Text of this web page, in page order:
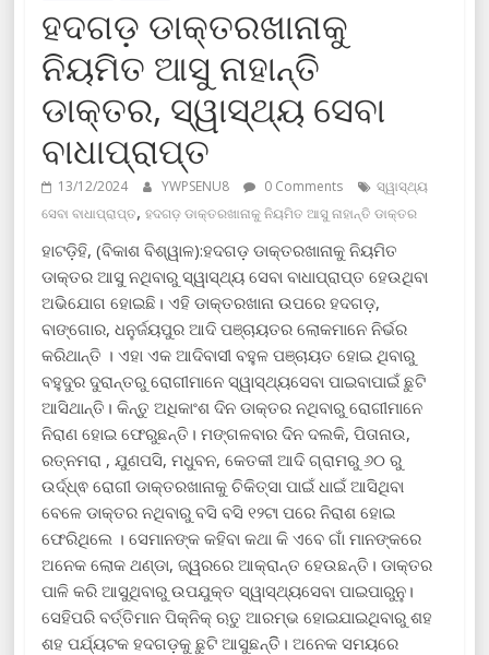
ହଦଗଡ଼ ଡାକ୍ତରଖାନାକୁ
ନିୟମିତ ଆସୁ ନାହାନ୍ତି
ଡାକ୍ତର, ସ୍ୱାସ୍ଥ୍ୟ ସେବା
ବାଧାପ୍ରାପ୍ତ
13/12/2024 YWPSENU8 0 Comments
ସ୍ୱାସ୍ଥ୍ୟ
ସେବା ବାଧାପ୍ରାପ୍ତ,ହଦଗଡ଼ ଡାକ୍ତରଖାନାକୁ ନିୟମିତ ଆସୁ ନାହାନ୍ତି ଡାକ୍ତର
ହାଟଡ଼ିହି, (ବିକାଶ ବିଶ୍ୱାଳ):ହଦଗଡ଼ ଡାକ୍ତରଖାନାକୁ ନିୟମିତ
ଡାକ୍ତର ଆସୁ ନଥିବାରୁ ସ୍ୱାସ୍ଥ୍ୟ ସେବା ବାଧାପ୍ରାପ୍ତ ହେଉଥିବା
ଅଭିଯୋଗ ହୋଇଛି। ଏହି ଡାକ୍ତରଖାନା ଉପରେ ହଦଗଡ଼,
ବାଙ୍ଗୋର, ଧନୁର୍ଜୟପୁର ଆଦି ପଞ୍ଚାୟତର ଲୋକମାନେ ନିର୍ଭର
କରିଥାନ୍ତି । ଏହା ଏକ ଆଦିବାସୀ ବହୁଳ ପଞ୍ଚାୟତ ହୋଇ ଥିବାରୁ
ବହୁଦୁର ଦୁରାନ୍ତରୁ ରୋଗୀମାନେ ସ୍ୱାସ୍ଥ୍ୟସେବା ପାଇବାପାଇଁ ଛୁଟି
ଆସିଥାନ୍ତି। କିନ୍ତୁ ଅଧିକାଂଶ ଦିନ ଡାକ୍ତର ନଥିବାରୁ ରୋଗୀମାନେ
ନିରାଣ ହୋଇ ଫେରୁଛନ୍ତି। ମଙ୍ଗଳବାର ଦିନ ଦଲକି, ପିତାନାଉ,
ରତ୍ନମରା , ଯୁଣପସି, ମଧୁବନ, କେତକୀ ଆଦି ଗ୍ରାମରୁ ୬୦ ରୁ
ଉର୍ଦ୍ଧ୍ଵ ରୋଗୀ ଡାକ୍ତରଖାନାକୁ ଚିକିତ୍ସା ପାଇଁ ଧାଇଁ ଆସିଥିବା
ବେଳେ ଡାକ୍ତର ନଥିବାରୁ ବସି ବସି ୧୨ଟା ପରେ ନିରାଶ ହୋଇ
ଫେରିଥିଲେ । ସେମାନଙ୍କ କହିବା କଥା କି ଏବେ ଗାଁ ମାନଙ୍କରେ
ଅନେକ ଲୋକ ଥଣ୍ଡା, ଜ୍ୱରରେ ଆକ୍ରାନ୍ତ ହେଉଛନ୍ତି। ଡାକ୍ତର
ପାଳି କରି ଆସୁଥିବାରୁ ଉପଯୁକ୍ତ ସ୍ୱାସ୍ଥ୍ୟସେବା ପାଇପାରୁନୁ।
ସେହିପରି ବର୍ତ୍ତିମାନ ପିକ୍‌ନିକ୍ ଋତୁ ଆରମ୍ଭ ହୋଇଯାଇଥିବାରୁ ଶହ
ଶହ ପର୍ଯ୍ୟଟକ ହଦଗଡ଼କୁ ଛୁଟି ଆସୁଛନ୍ତିି। ଅନେକ ସମୟରେ